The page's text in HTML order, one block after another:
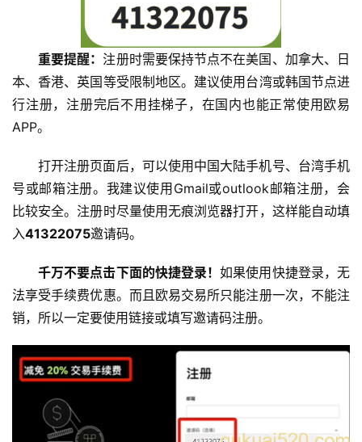
重要提醒：注册时需要保持节点不在美国、加拿大、日
本、香港、英国等受限制地区。建议使用台湾或韩国节点进
行注册，注册完后不用挂梯子，在国内也能正常使用欧易
APP。
打开注册页面后，可以使用中国大陆手机号、台湾手机
号或邮箱注册。我建议使用Gmail或outlook邮箱注册，会
比较安全。注册时尽量使用无痕浏览器打开，这样能自动填
入41322075邀请码。
千万不要点击下面的快捷登录！如果使用快捷登录，无
法享受手续费优惠。而且欧易交易所只能注册一次，不能注
销，所以一定要使用链接或填写邀请码注册。